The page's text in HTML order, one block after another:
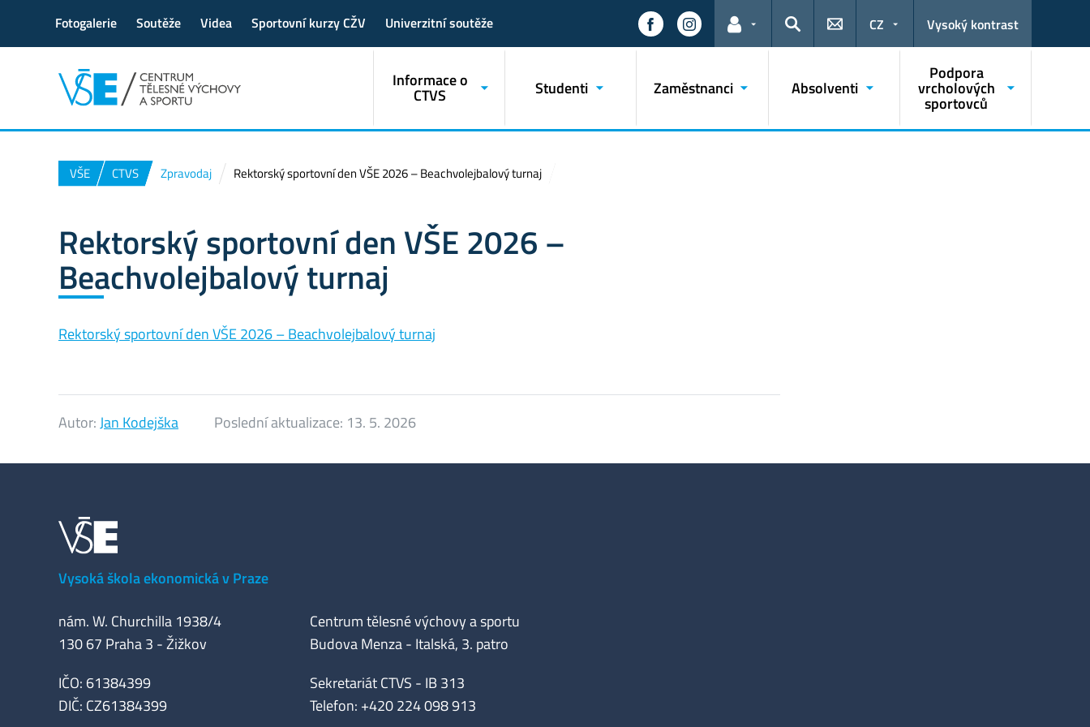
Fotogalerie Soutěže Videa Sportovní kurzy CŽV Univerzitní soutěže
Odkazy pro uživatele
Hledat
CZ Vysoký kontrast
Informace o
CTVS Studenti Zaměstnanci Absolventi
Podpora
vrcholových
sportovců
VŠE CTVS Zpravodaj Rektorský sportovní den VŠE 2026 – Beachvolejbalový turnaj
Rektorský sportovní den VŠE 2026 –
Beachvolejbalový turnaj
Rektorský sportovní den VŠE 2026 – Beachvolejbalový turnaj
Autor:Jan Kodejška Poslední aktualizace: 13. 5. 2026
Vysoká škola ekonomická v Praze
nám. W. Churchilla 1938/4
130 67 Praha 3 - Žižkov
Centrum tělesné výchovy a sportu
Budova Menza - Italská, 3. patro
IČO: 61384399
DIČ: CZ61384399
Sekretariát CTVS - IB 313
Telefon: +420 224 098 913